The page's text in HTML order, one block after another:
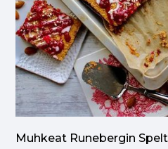
Muhkeat Runebergin